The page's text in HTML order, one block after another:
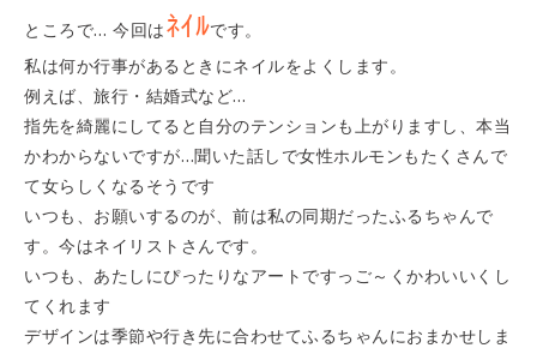
ところで… 今回はﾈｲﾙです。
私は何か行事があるときにネイルをよくします。
例えば、旅行・結婚式など…
指先を綺麗にしてると自分のテンションも上がりますし、本当
かわからないですが…聞いた話しで女性ホルモンもたくさんで
て女らしくなるそうです
いつも、お願いするのが、前は私の同期だったふるちゃんで
す。今はネイリストさんです。
いつも、あたしにぴったりなアートですっご～くかわいいくし
てくれます
デザインは季節や行き先に合わせてふるちゃんにおまかせしま